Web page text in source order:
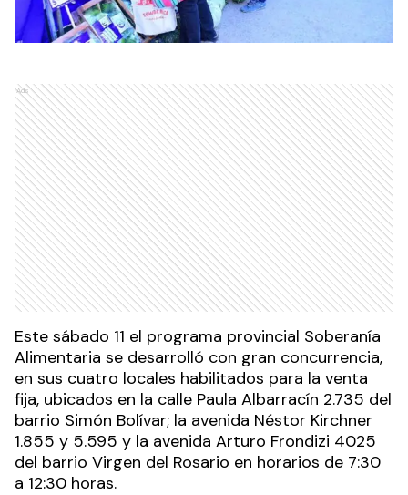
Ads
Este sábado 11 el programa provincial Soberanía
Alimentaria se desarrolló con gran concurrencia,
en sus cuatro locales habilitados para la venta
fija, ubicados en la calle Paula Albarracín 2.735 del
barrio Simón Bolívar; la avenida Néstor Kirchner
1.855 y 5.595 y la avenida Arturo Frondizi 4025
del barrio Virgen del Rosario en horarios de 7:30
a 12:30 horas.